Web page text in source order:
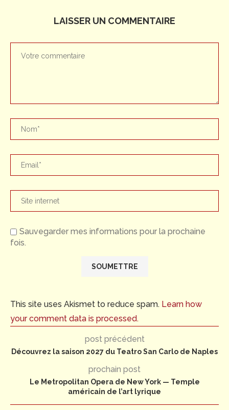
LAISSER UN COMMENTAIRE
Sauvegarder mes informations pour la prochaine
fois.
This site uses Akismet to reduce spam. Learn how
your comment data is processed.
post précédent
Découvrez la saison 2027 du Teatro San Carlo de Naples
prochain post
Le Metropolitan Opera de New York — Temple
américain de l’art lyrique